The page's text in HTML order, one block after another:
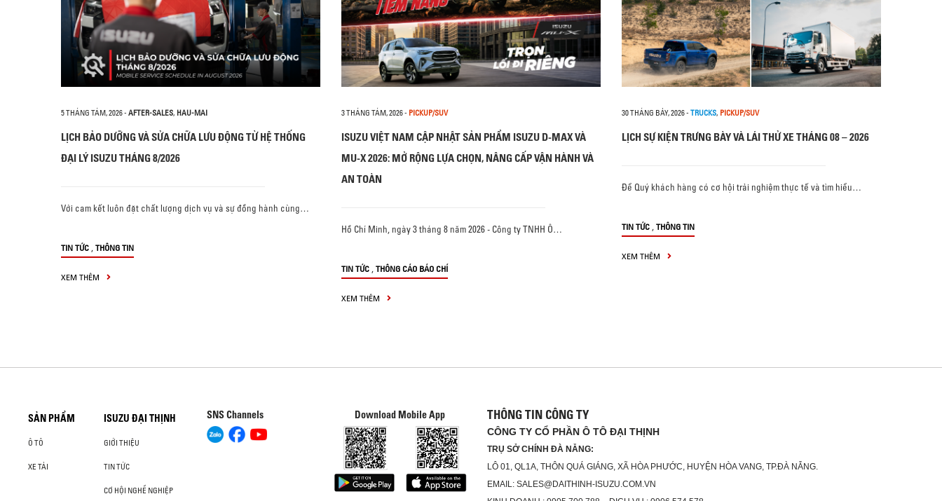
5 THÁNG TÁM, 2026- AFTER-SALES, HAU-MAI
LỊCH BẢO DƯỠNG VÀ SỬA CHỮA LƯU ĐỘNG TỪ HỆ THỐNG
ĐẠI LÝ ISUZU THÁNG 8/2026
Với cam kết luôn đặt chất lượng dịch vụ và sự đồng hành cùng…
TIN TỨC , THÔNG TIN
XEM THÊM
3 THÁNG TÁM, 2026- PICKUP/SUV
ISUZU VIỆT NAM CẬP NHẬT SẢN PHẨM ISUZU D-MAX VÀ
MU-X 2026: MỞ RỘNG LỰA CHỌN, NÂNG CẤP VẬN HÀNH VÀ
AN TOÀN
Hồ Chí Minh, ngày 3 tháng 8 năm 2026 - Công ty TNHH Ô…
TIN TỨC , THÔNG CÁO BÁO CHÍ
XEM THÊM
30 THÁNG BẢY, 2026- TRUCKS, PICKUP/SUV
LỊCH SỰ KIỆN TRƯNG BÀY VÀ LÁI THỬ XE THÁNG 08 – 2026
Để Quý khách hàng có cơ hội trải nghiệm thực tế và tìm hiểu…
TIN TỨC , THÔNG TIN
XEM THÊM
SẢN PHẨM
Ô TÔ
XE TẢI
ISUZU ĐẠI THỊNH
GIỚI THIỆU
TIN TỨC
CƠ HỘI NGHỀ NGHIỆP
SNS Channels Download Mobile App THÔNG TIN CÔNG TY
CÔNG TY CỔ PHẦN Ô TÔ ĐẠI THỊNH
TRỤ SỞ CHÍNH ĐÀ NẴNG:
LÔ 01, QL1A, THÔN QUÁ GIÁNG, XÃ HÒA PHƯỚC, HUYỆN HÒA VANG, TP.ĐÀ NẴNG.
EMAIL: SALES@DAITHINH-ISUZU.COM.VN